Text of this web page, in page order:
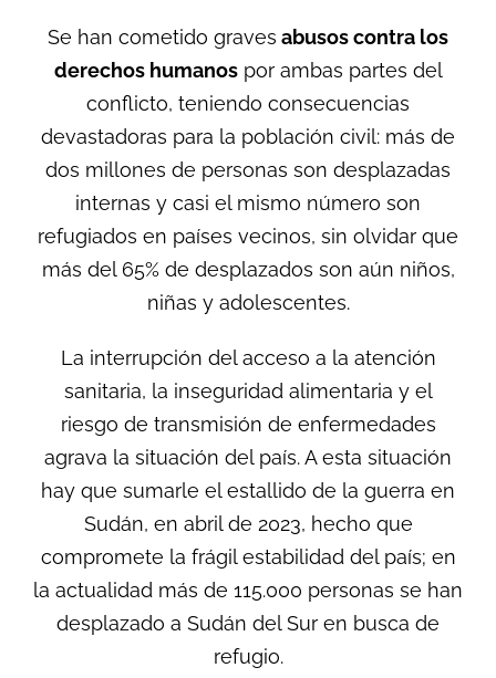
Se han cometido graves abusos contra los
derechos humanospor ambas partes del
conflicto, teniendo consecuencias
devastadoras para la población civil: más de
dos millones de personas son desplazadas
internas y casi el mismo número son
refugiados en países vecinos, sin olvidar que
más del 65% de desplazados son aún niños,
niñas y adolescentes.
La interrupción del acceso a la atención
sanitaria, la inseguridad alimentaria y el
riesgo de transmisión de enfermedades
agrava la situación del país. A esta situación
hay que sumarle el estallido de la guerra en
Sudán, en abril de 2023, hecho que
compromete la frágil estabilidad del país; en
la actualidad más de 115.000 personas se han
desplazado a Sudán del Sur en busca de
refugio.